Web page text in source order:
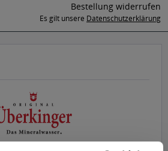
Bestellung widerrufen
Es gilt unsere Datenschutzerklärung